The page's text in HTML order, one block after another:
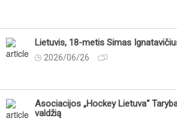
Lietuvis, 18-metis Simas
2026/06/26
Asociacijos „Hockey Lietuva“
valdžią